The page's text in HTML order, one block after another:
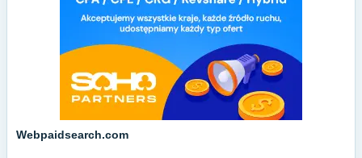
Webpaidsearch.com